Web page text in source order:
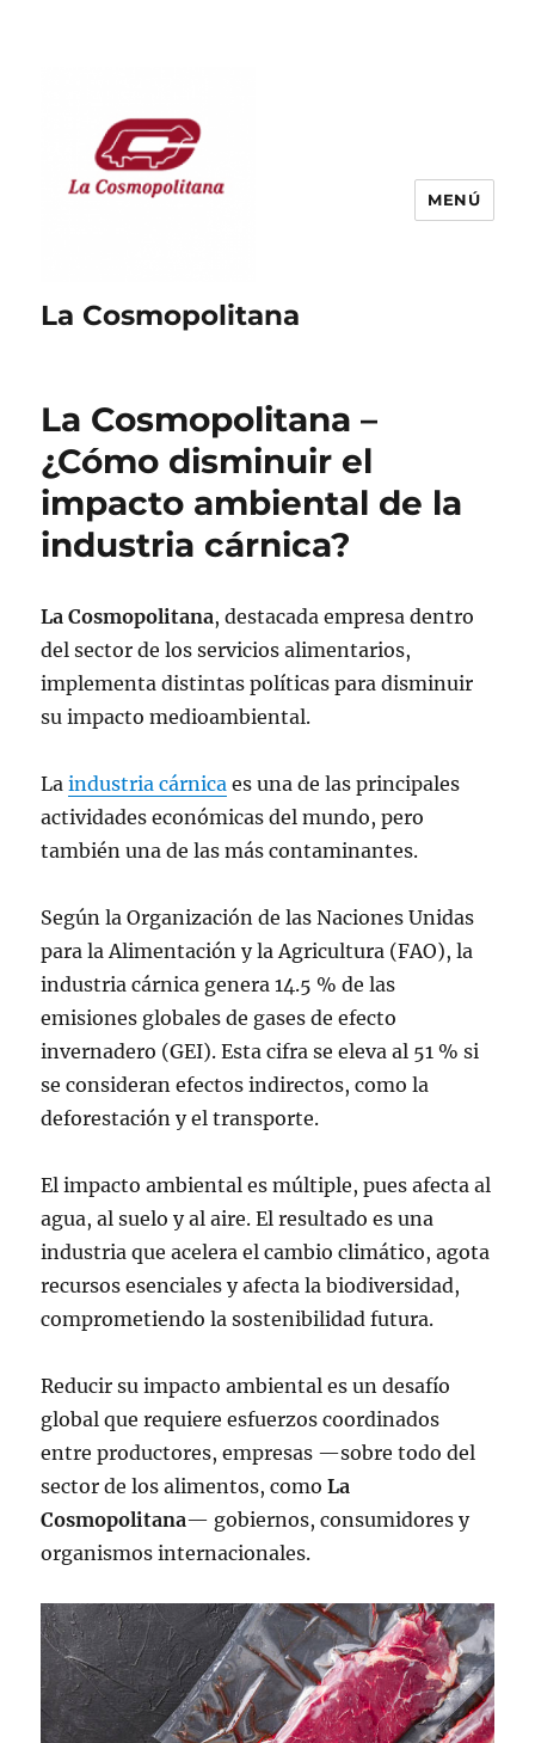
La Cosmopolitana
MENÚ
La Cosmopolitana –
¿Cómo disminuir el
impacto ambiental de la
industria cárnica?
La Cosmopolitana, destacada empresa dentro
del sector de los servicios alimentarios,
implementa distintas políticas para disminuir
su impacto medioambiental.
Laindustria cárnica es una de las principales
actividades económicas del mundo, pero
también una de las más contaminantes.
Según la Organización de las Naciones Unidas
para la Alimentación y la Agricultura (FAO), la
industria cárnica genera 14.5 % de las
emisiones globales de gases de efecto
invernadero (GEI). Esta cifra se eleva al 51 % si
se consideran efectos indirectos, como la
deforestación y el transporte.
El impacto ambiental es múltiple, pues afecta al
agua, al suelo y al aire. El resultado es una
industria que acelera el cambio climático, agota
recursos esenciales y afecta la biodiversidad,
comprometiendo la sostenibilidad futura.
Reducir su impacto ambiental es un desafío
global que requiere esfuerzos coordinados
entre productores, empresas —sobre todo del
sector de los alimentos, comoLa
Cosmopolitana— gobiernos, consumidores y
organismos internacionales.